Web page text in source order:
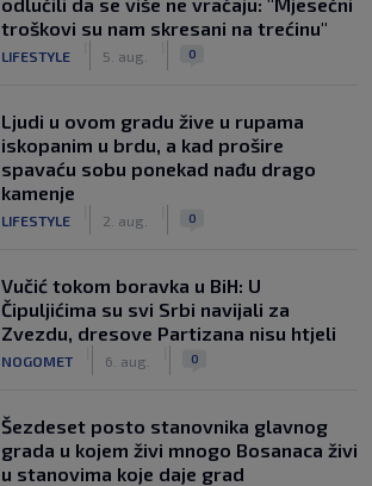
troškovi su nam skresani na trećinu"
LIFESTYLE 5. aug. 0
Ljudi u ovom gradu žive u rupama
iskopanim u brdu, a kad prošire
spavaću sobu ponekad nađu drago
kamenje
LIFESTYLE 2. aug. 0
Vučić tokom boravka u BiH: U
Čipuljićima su svi Srbi navijali za
Zvezdu, dresove Partizana nisu htjeli
NOGOMET 6. aug. 0
Šezdeset posto stanovnika glavnog
grada u kojem živi mnogo Bosanaca živi
u stanovima koje daje grad